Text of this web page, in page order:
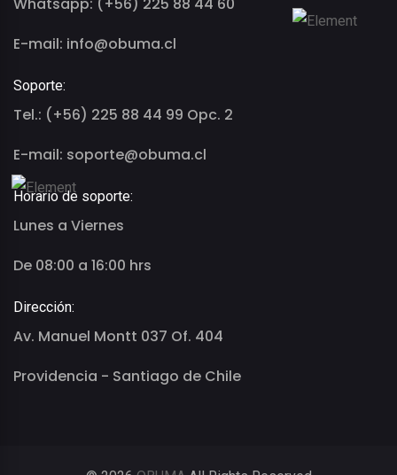
E-mail: info@obuma.cl
Soporte:
Tel.: (+56) 225 88 44 99 Opc. 2
E-mail: soporte@obuma.cl
Horario de soporte:
Lunes a Viernes
De 08:00 a 16:00 hrs
Dirección:
Av. Manuel Montt 037 Of. 404
Providencia - Santiago de Chile